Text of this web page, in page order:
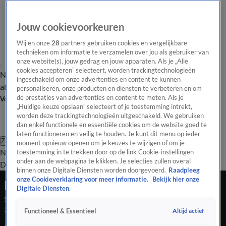
Nieuws van de DagOpinie van de Dag Onze categorieën Laatste
afleveringVideo's Nieuws van de Dag Podcast
Volg Nieuws van de Dag
Zoeken
Nieuws van de DagOpinie van de
Dag
Video'sUitzendingen PodcastPanelContact
Nieuws van de Dag
Seizoen 2026, aflevering 59
24 mrt, 18:05
Jouw cookievoorkeuren
Wij en onze28 partners gebruiken cookies en vergelijkbare
technieken om informatie te verzamelen over jou als gebruiker van
onze website(s), jouw gedrag en jouw apparaten. Als je „Alle
cookies accepteren” selecteert, worden trackingtechnologieën
ingeschakeld om onze advertenties en content te kunnen
personaliseren, onze producten en diensten te verbeteren en om
de prestaties van advertenties en content te meten. Als je
„Huidige keuze opslaan” selecteert of je toestemming intrekt,
worden deze trackingtechnologieën uitgeschakeld. We gebruiken
dan enkel functionele en essentiële cookies om de website goed te
laten functioneren en veilig te houden. Je kunt dit menu op ieder
moment opnieuw openen om je keuzes te wijzigen of om je
toestemming in te trekken door op de link Cookie-instellingen
onder aan de webpagina te klikken. Je selecties zullen overal
binnen onze Digitale Diensten worden doorgevoerd. Raadpleeg
onze Cookieverklaring voor meer informatie.
Bekijk hier onze
Digitale Diensten.
Functioneel & Essentieel Altijd actief